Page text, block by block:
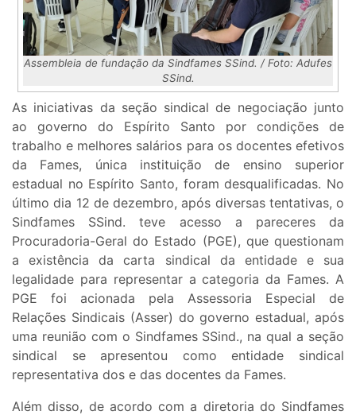
Assembleia de fundação da Sindfames SSind. / Foto: Adufes
SSind.
As iniciativas da seção sindical de negociação junto
ao governo do Espírito Santo por condições de
trabalho e melhores salários para os docentes efetivos
da Fames, única instituição de ensino superior
estadual no Espírito Santo, foram desqualificadas. No
último dia 12 de dezembro, após diversas tentativas, o
Sindfames SSind. teve acesso a pareceres da
Procuradoria-Geral do Estado (PGE), que questionam
a existência da carta sindical da entidade e sua
legalidade para representar a categoria da Fames. A
PGE foi acionada pela Assessoria Especial de
Relações Sindicais (Asser) do governo estadual, após
uma reunião com o Sindfames SSind., na qual a seção
sindical se apresentou como entidade sindical
representativa dos e das docentes da Fames.
Além disso, de acordo com a diretoria do Sindfames